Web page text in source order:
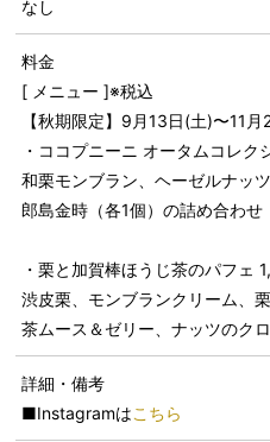
なし
料金
[ メニュー ]※税込
【秋期限定】9月13日(土)〜11
・ココプニーニ オータムコレク
和栗モンブラン、ヘーゼルナッ
郎島金時（各1個）の詰め合わせ
・栗と加賀棒ほうじ茶のパフェ
渋皮栗、モンブランクリーム、
茶ムース＆ゼリー、ナッツのク
詳細・備考
■Instagramはこちら